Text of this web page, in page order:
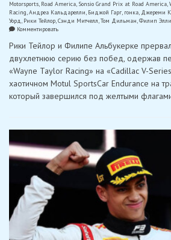
Motorsports, Road America, Sonsio Grand Prix at Road America,
Racing,Андреа Кальдарелли, Биджой Гарг, гонка, Джереми
Уорд, Рики Тейлор,Сэнди Митчелл,Том Дильман,Филип
Комментироватьon
и
Альбукерке
принесли
победу
«WTR
Cadillac»
на
Рики Тейлор и Филипе Альбукерке
двухлетнюю серию без побед, одержав
«Wayne Taylor Racing» на «Cadillac V-
хаотичном Motul SportsCar Endurance на
который завершился под желтыми